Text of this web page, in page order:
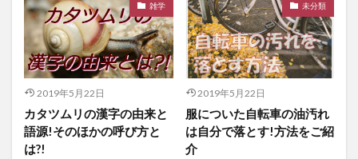
雑学
2019年5月22日
カタツムリの漢字の由来と
語源!そのほかの呼び方と
は?!
未分類
2019年5月22日
服についた自転車の油汚れ
は自分で落とす!方法をご紹
介